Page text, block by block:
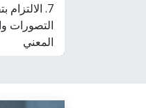
7.
التصورات
المعني